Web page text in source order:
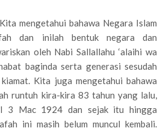
mengetahui bahawa Negara Islam
dan inilah bentuk negara dan
oleh Nabi Sallallahu ‘alaihi wa
baginda serta generasi sesudah
Kita juga mengetahui bahawa
runtuh kira-kira 83 tahun yang lalu,
3 Mac 1924 dan sejak itu hingga
ini masih belum muncul kembali.